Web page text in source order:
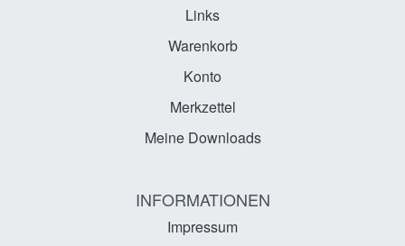
Links
Warenkorb
Konto
Merkzettel
Meine Downloads
INFORMATIONEN
Impressum